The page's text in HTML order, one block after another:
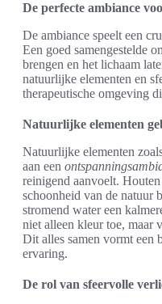
De perfecte ambiance
De ambiance speelt een
Een goed samengestelde
brengen en het lichaam
natuurlijke elementen en
therapeutische omgeving
Natuurlijke elementen
Natuurlijke elementen
aan een
reinigend aanvoelt.
schoonheid van de natuur
stromend water een
niet alleen kleur toe, maar
Dit alles samen vormt een
ervaring.
De rol van sfeervolle